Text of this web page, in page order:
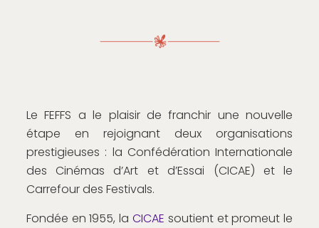
Le FEFFS a le plaisir de franchir une nouvelle
étape en rejoignant deux organisations
prestigieuses : la Confédération Internationale
des Cinémas d’Art et d’Essai (CICAE) et le
Carrefour des Festivals.
Fondée en 1955, la CICAE soutient et promeut le